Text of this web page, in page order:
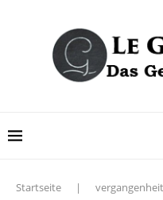
Startseite | vergangenheit